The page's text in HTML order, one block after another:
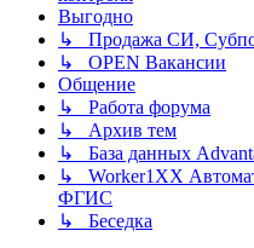
Выгодно
↳ Продажа СИ,
↳ OPEN Вакансии
Общение
↳ Работа форума
↳ Архив тем
↳ База данных
↳ Worker1XX
ФГИС
↳ Беседка